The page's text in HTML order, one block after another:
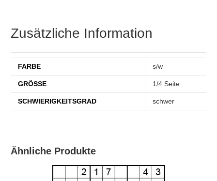
Zusätzliche Information
FARBE s/w
GRÖSSE 1/4 Seite
SCHWIERIGKEITSGRAD schwer
Ähnliche Produkte